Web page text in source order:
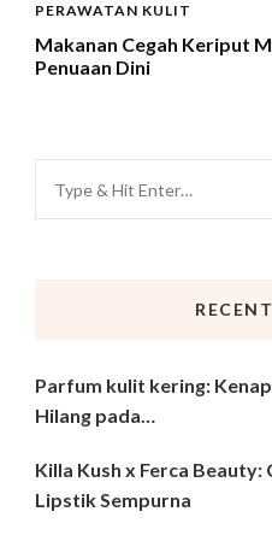
PERAWATAN KULIT
Makanan Cegah Keriput
Penuaan Dini
for
Parfum kulit kering:
Hilang pada…
Killa Kush x Ferca
Lipstik Sempurna